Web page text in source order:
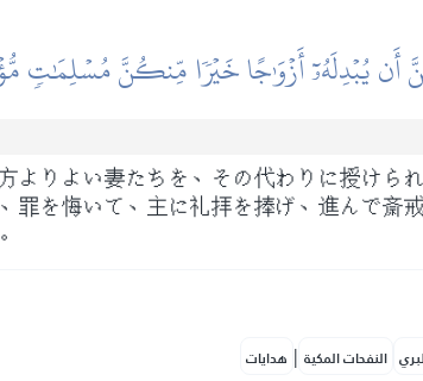
أَن يُبۡدِلَهُۥٓ أَزۡوَٰجًا خَيۡرٗا مِّنكُنَّ
りよい妻たちを、その代わりに授けら
を悔いて、主に礼拝を捧げ、進んで斎
النفحات المكية | هدايات